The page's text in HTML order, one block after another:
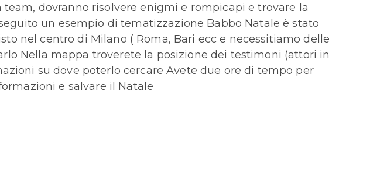
dovranno risolvere enigmi e rompicapi e trovare la
un esempio di tematizzazione Babbo Natale è stato
nel centro di Milano ( Roma, Bari ecc e necessitiamo delle
Nella mappa troverete la posizione dei testimoni (attori in
su dove poterlo cercare Avete due ore di tempo per
e salvare il Natale